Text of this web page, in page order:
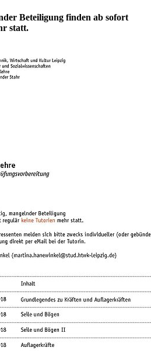
Beteiligung finden ab sofort
statt.